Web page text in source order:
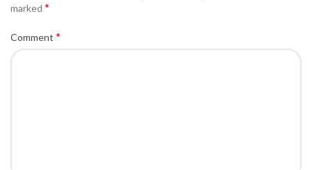
marked *
Comment *